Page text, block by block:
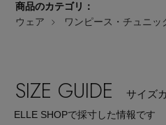
【エディターズ・エッセン
ベーシックとトレンドが交
商品のカテゴリ：
ウェア
ワンピース・チュニッ
SIZE GUIDE サイズ
ELLE SHOPで採寸した情報です